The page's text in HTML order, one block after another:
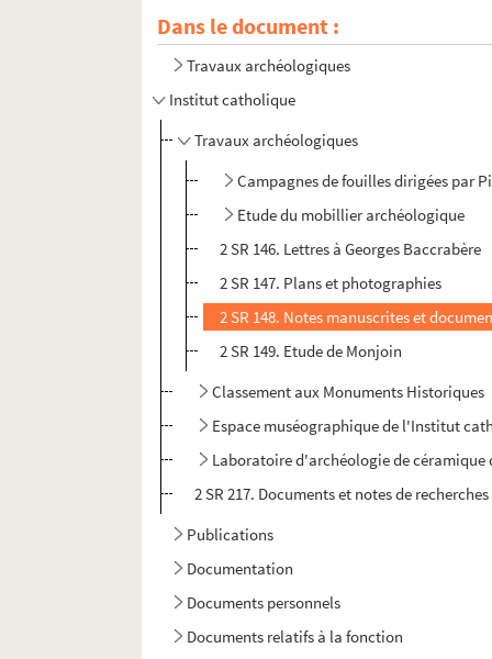
Dans le document :
Travaux archéologiques
Institut catholique
Travaux archéologiques
Campagnes de fouilles dirigées par
Etude du mobillier archéologique
2 SR 146. Lettres à Georges Baccrabère
2 SR 147. Plans et photographies
2 SR 148. Notes manuscrites et
2 SR 149. Etude de Monjoin
Classement aux Monuments Historiques
Espace muséographique de l'Institut
Laboratoire d'archéologie de céramique
2 SR 217. Documents et notes de
Publications
Documentation
Documents personnels
Documents relatifs à la fonction